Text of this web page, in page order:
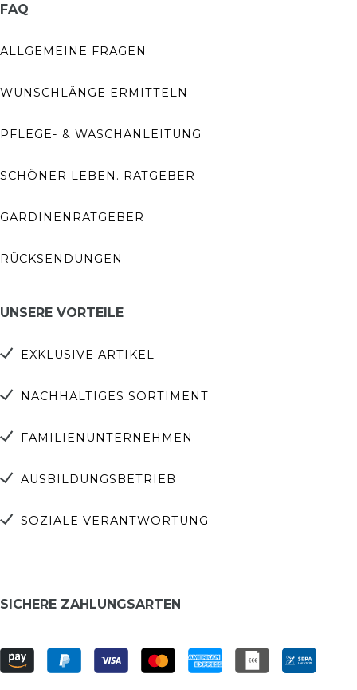
FAQ
ALLGEMEINE FRAGEN
WUNSCHLÄNGE ERMITTELN
PFLEGE- & WASCHANLEITUNG
SCHÖNER LEBEN. RATGEBER
GARDINENRATGEBER
RÜCKSENDUNGEN
UNSERE VORTEILE
EXKLUSIVE ARTIKEL
NACHHALTIGES SORTIMENT
FAMILIENUNTERNEHMEN
AUSBILDUNGSBETRIEB
SOZIALE VERANTWORTUNG
SICHERE ZAHLUNGSARTEN